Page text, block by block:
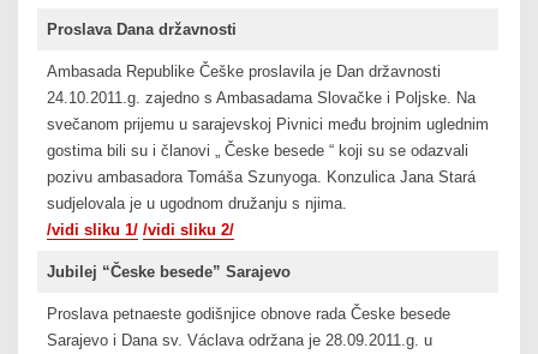
Proslava Dana državnosti
Ambasada Republike Češke proslavila je Dan državnosti
24.10.2011.g. zajedno s Ambasadama Slovačke i Poljske. Na
svečanom prijemu u sarajevskoj Pivnici među brojnim uglednim
gostima bili su i članovi „ Česke besede “ koji su se odazvali
pozivu ambasadora Tomáša Szunyoga. Konzulica Jana Stará
sudjelovala je u ugodnom družanju s njima.
/vidi sliku 1/ /vidi sliku 2/
Jubilej “Česke besede” Sarajevo
Proslava petnaeste godišnjice obnove rada Česke besede
Sarajevo i Dana sv. Václava održana je 28.09.2011.g. u